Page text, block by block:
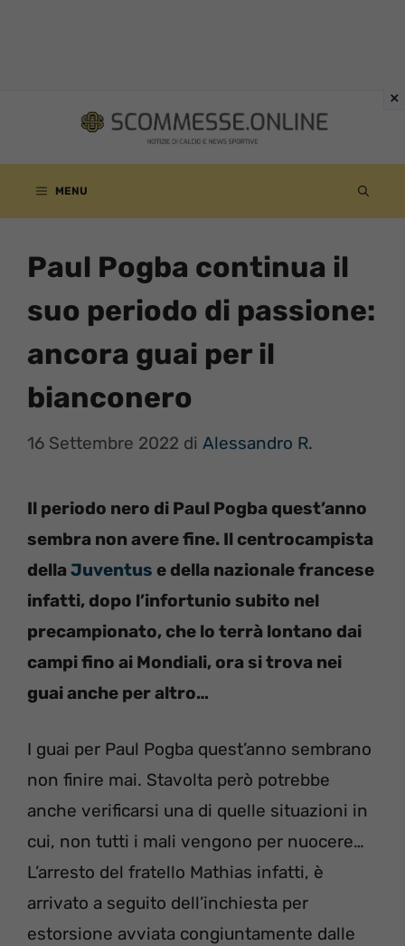
contenuto
MENU
Paul Pogba continua il
suo periodo di passione:
ancora guai per il
bianconero
16 Settembre 2022 di Alessandro R.
Il periodo nero di Paul Pogba quest’anno
sembra non avere fine. Il centrocampista
della Juventus e della nazionale francese
infatti, dopo l’infortunio subito nel
precampionato, che lo terrà lontano dai
campi fino ai Mondiali, ora si trova nei
guai anche per altro…
I guai per Paul Pogba quest’anno sembrano
non finire mai. Stavolta però potrebbe
anche verificarsi una di quelle situazioni in
cui, non tutti i mali vengono per nuocere…
L’arresto del fratello Mathias infatti, è
arrivato a seguito dell’inchiesta per
estorsione avviata congiuntamente dalle